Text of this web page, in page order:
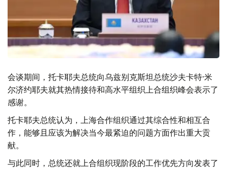
会谈期间，托卡耶夫总统向乌兹别克斯坦总统沙夫卡特·米
尔济约耶夫就其热情接待和高水平组织上合组织峰会表示了
感谢。
托卡耶夫总统认为，上海合作组织通过其综合性和相互合
作，能够且应该为解决当今最紧迫的问题方面作出重大贡
献。
与此同时，总统还就上合组织现阶段的工作优先方向发表了